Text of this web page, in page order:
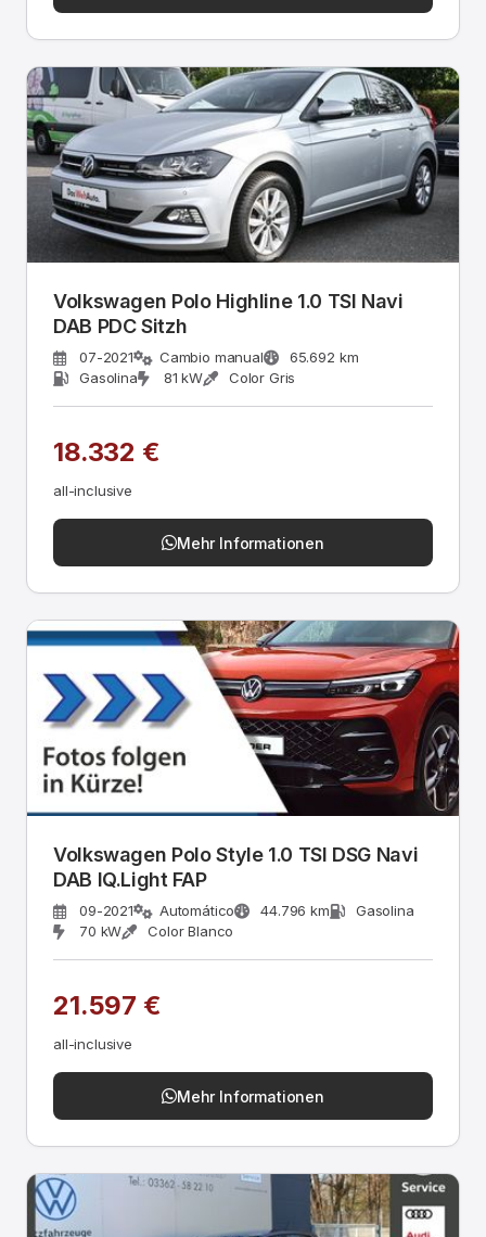
Volkswagen Polo Highline 1.0 TSI Navi
DAB PDC Sitzh
07-2021 Cambio manual
65.692 km
Gasolina
81 kW Color Gris
18.332 €
all-inclusive
Mehr Informationen
Volkswagen Polo Style 1.0 TSI DSG Navi
DAB IQ.Light FAP
09-2021 Automático 44.796 km
Gasolina
70 kW
Color Blanco
21.597 €
all-inclusive
Mehr Informationen